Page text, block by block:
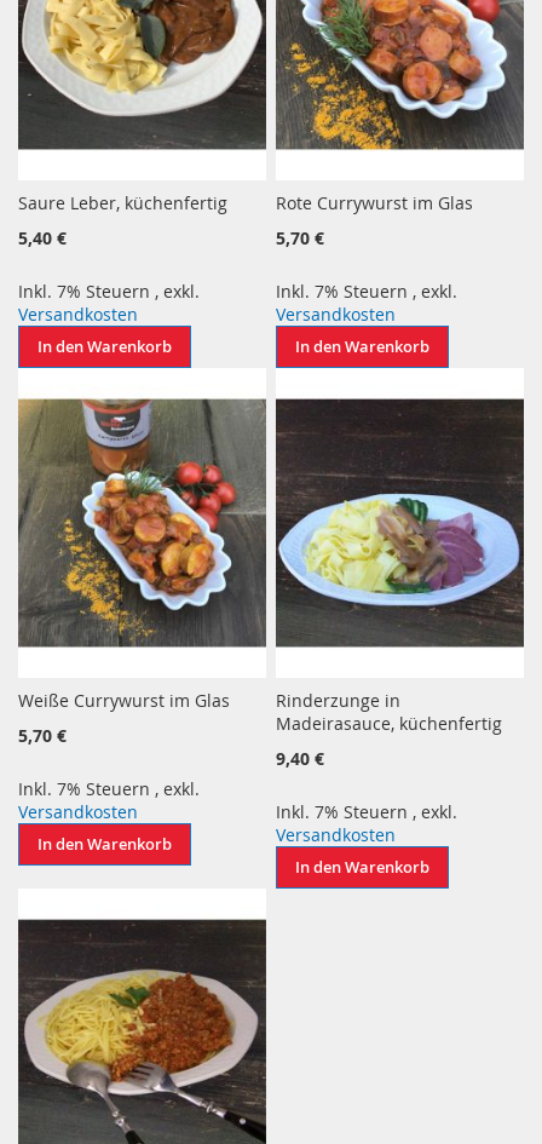
Saure Leber, küchenfertig
5,40 €
Inkl. 7% Steuern , exkl.
Versandkosten
In den Warenkorb
Rote Currywurst im Glas
5,70 €
Inkl. 7% Steuern ,exkl.
Versandkosten
In den Warenkorb
Weiße Currywurst im Glas
5,70 €
Inkl. 7% Steuern , exkl.
Versandkosten
In den Warenkorb
Rinderzunge in
Madeirasauce, küchenfertig
9,40 €
Inkl. 7% Steuern ,exkl.
Versandkosten
In den Warenkorb